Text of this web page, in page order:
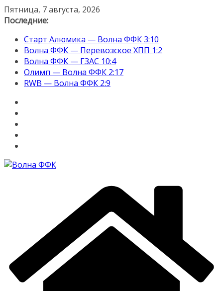
Перейти
к
Пятница, 7 августа, 2026
Последние:
Старт Алюмика — Волна ФФК 3:10
Волна ФФК — Перевозское ХПП 1:2
Волна ФФК — ГЗАС 10:4
Олимп — Волна ФФК 2:17
RWB — Волна ФФК 2:9